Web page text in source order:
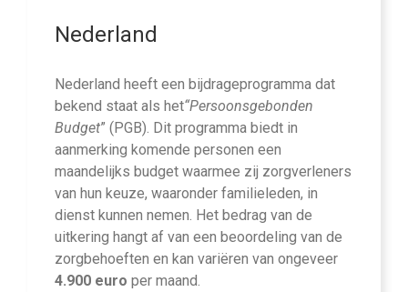
Nederland
Nederland heeft een bijdrageprogramma dat
bekend staat als het“Persoonsgebonden
Budget” (PGB). Dit programma biedt in
aanmerking komende personen een
maandelijks budget waarmee zij zorgverleners
van hun keuze, waaronder familieleden, in
dienst kunnen nemen. Het bedrag van de
uitkering hangt af van een beoordeling van de
zorgbehoeften en kan variëren van ongeveer
4.900 euro per maand.